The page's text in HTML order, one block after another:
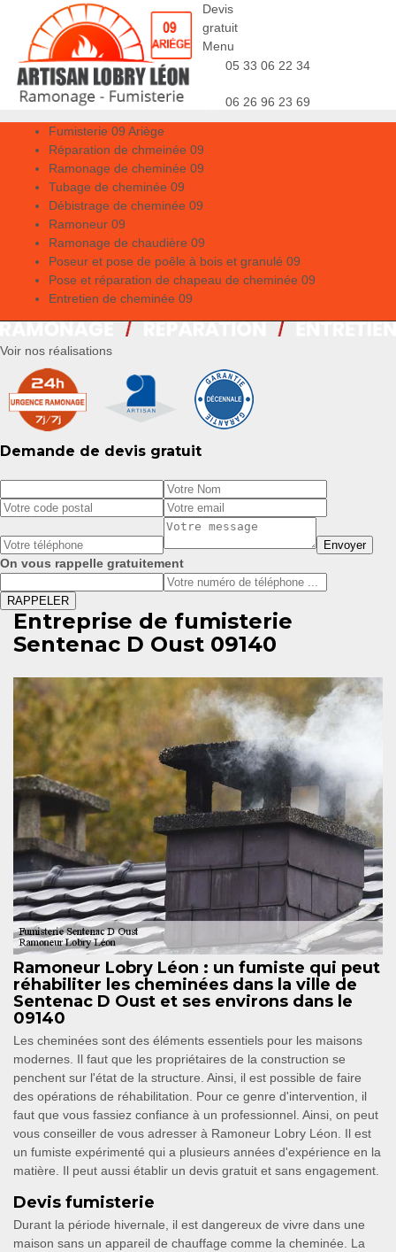
Devis
gratuit
Menu
05 33 06 22 34
06 26 96 23 69
Fumisterie 09 Ariège
Réparation de chmeinée 09
Ramonage de cheminée 09
Tubage de cheminée 09
Débistrage de cheminée 09
Ramoneur 09
Ramonage de chaudière 09
Poseur et pose de poêle à bois et granulé 09
Pose et réparation de chapeau de cheminée 09
Entretien de cheminée 09
Voir nos réalisations
Demande de devis gratuit
On vous rappelle gratuitement
Entreprise de fumisterie
Sentenac D Oust 09140
Ramoneur Lobry Léon : un fumiste qui peut
réhabiliter les cheminées dans la ville de
Sentenac D Oust et ses environs dans le
09140
Les cheminées sont des éléments essentiels pour les maisons
modernes. Il faut que les propriétaires de la construction se
penchent sur l'état de la structure. Ainsi, il est possible de faire
des opérations de réhabilitation. Pour ce genre d'intervention, il
faut que vous fassiez confiance à un professionnel. Ainsi, on peut
vous conseiller de vous adresser à Ramoneur Lobry Léon. Il est
un fumiste expérimenté qui a plusieurs années d'expérience en la
matière. Il peut aussi établir un devis gratuit et sans engagement.
Devis fumisterie
Durant la période hivernale, il est dangereux de vivre dans une
maison sans un appareil de chauffage comme la cheminée. La